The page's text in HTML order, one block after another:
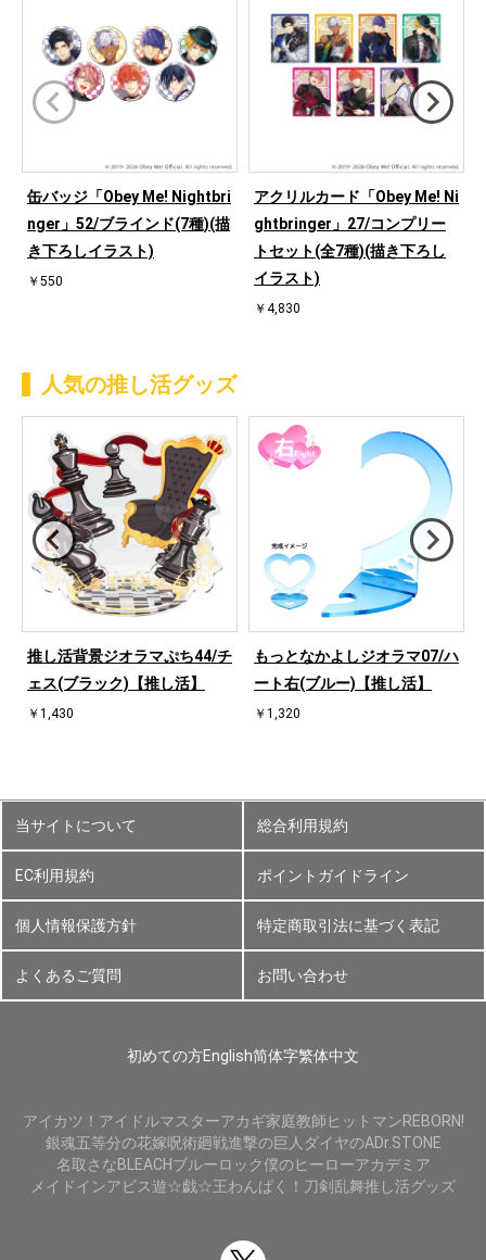
缶バッジ「Obey Me! Nightbri
nger」52/ブラインド(7種)(描
き下ろしイラスト)
￥550
アクリルカード「Obey Me! Ni
ghtbringer」27/コンプリー
トセット(全7種)(描き下ろし
イラスト)
￥4,830
人気の推し活グッズ
推し活背景ジオラマぷち44/チ
ェス(ブラック)【推し活】
￥1,430
もっとなかよしジオラマ07/ハ
ート右(ブルー)【推し活】
￥1,320
当サイトについて 総合利用規約
EC利用規約 ポイントガイドライン
個人情報保護方針 特定商取引法に基づく表記
よくあるご質問 お問い合わせ
初めての方English简体字繁体中文
アイカツ！ アイドルマスターアカギ家庭教師ヒットマンREBORN!
銀魂五等分の花嫁呪術廻戦進撃の巨人 ダイヤのADr.STONE
名取さなBLEACHブルーロック僕のヒーローアカデミア
メイドインアビス遊☆戯☆王わんぱく！刀剣乱舞推し活グッズ